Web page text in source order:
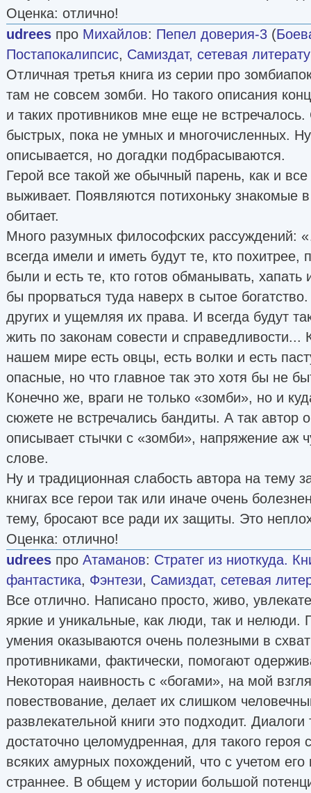
Оценка: отлично!
udrees про Михайлов: Пепел доверия-3 (
Постапокалипсис, Самиздат, сетевая
Отличная третья книга из серии про
там не совсем зомби. Но такого описания
и таких противников мне еще не
быстрых, пока не умных и многочисленных.
описывается, но догадки подбрасываются.
Герой все такой же обычный парень, как и
выживает. Появляются потихоньку знакомые
обитает.
Много разумных философских рассуждений:
всегда имели и иметь будут те, кто
были и есть те, кто готов обманывать,
бы прорваться туда наверх в сытое
других и ущемляя их права. И всегда будут
жить по законам совести и справедливости...
нашем мире есть овцы, есть волки и есть
опасные, но что главное так это хотя бы не
Конечно же, враги не только «зомби», но и
сюжете не встречались бандиты. А так автор
описывает стычки с «зомби», напряжение аж
слове.
Ну и традиционная слабость автора на тему
книгах все герои так или иначе очень
тему, бросают все ради их защиты. Это
Оценка: отлично!
udrees про Атаманов: Стратег из ниоткуда.
фантастика, Фэнтези, Самиздат, сетевая
Все отлично. Написано просто, живо,
яркие и уникальные, как люди, так и нелюди.
умения оказываются очень полезными в
противниками, фактически, помогают
Некоторая наивность с «богами», на мой
повествование, делает их слишком
развлекательной книги это подходит.
достаточно целомудренная, для такого героя
всяких амурных похождений, что с учетом
страннее. В общем у истории большой